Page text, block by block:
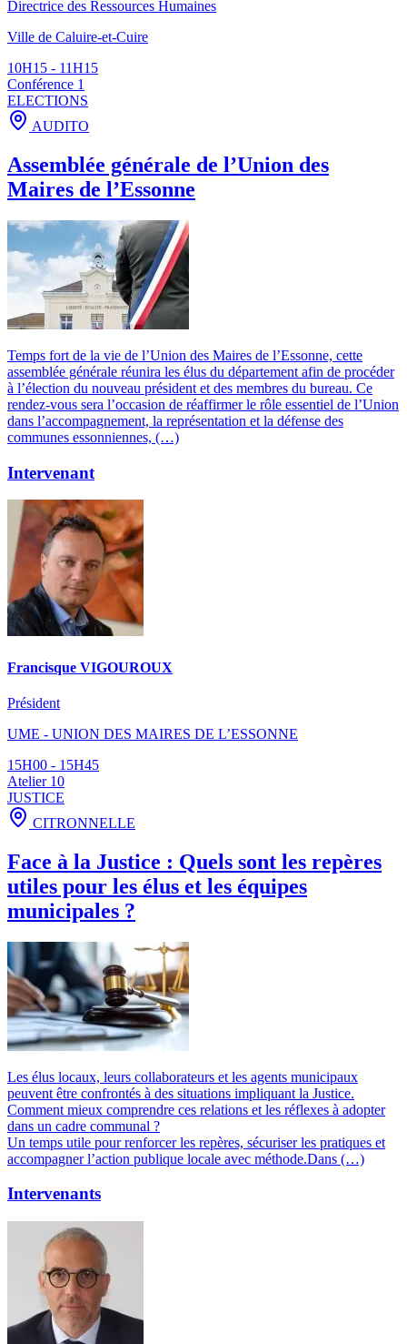
Directrice des Ressources Humaines
Ville de Caluire-et-Cuire
10H15 - 11H15
Conférence 1
ELECTIONS
AUDITO
Assemblée générale de l’Union des
Maires de l’Essonne
Temps fort de la vie de l’Union des Maires de l’Essonne, cette
assemblée générale réunira les élus du département afin de procéder
à l’élection du nouveau président et des membres du bureau. Ce
rendez-vous sera l’occasion de réaffirmer le rôle essentiel de l’Union
dans l’accompagnement, la représentation et la défense des
communes essonniennes, (…)
Intervenant
Francisque VIGOUROUX
Président
UME - UNION DES MAIRES DE L’ESSONNE
15H00 - 15H45
Atelier 10
JUSTICE
CITRONNELLE
Face à la Justice : Quels sont les repères
utiles pour les élus et les équipes
municipales ?
Les élus locaux, leurs collaborateurs et les agents municipaux
peuvent être confrontés à des situations impliquant la Justice.
Comment mieux comprendre ces relations et les réflexes à adopter
dans un cadre communal ?
Un temps utile pour renforcer les repères, sécuriser les pratiques et
accompagner l’action publique locale avec méthode.Dans (…)
Intervenants